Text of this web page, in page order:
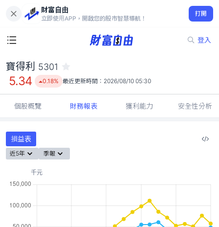
財富自由
立即使用APP，開啟您的股市智慧導航！
打開
登入
5.34
0.18%
寶得利 5301
5.34 0.18% 最近更新時間： 2026/08/10 05:30
個股概覽 財務報表 獲利能力 安全性分析
損益表
近5年 季報